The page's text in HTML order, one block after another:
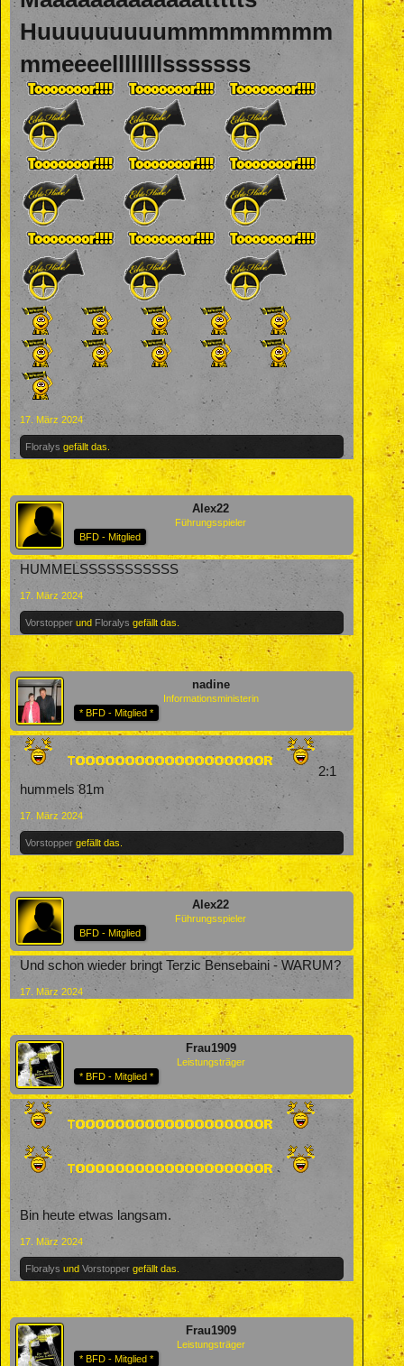
Huuuuuuuuummmmmmmm
mmeeeellllllllsssssss
17. März 2024
Floralys gefällt das.
Alex22
Führungsspieler
BFD - Mitglied
HUMMELSSSSSSSSSSS
17. März 2024
Vorstopper und Floralys gefällt das.
nadine
Informationsministerin
* BFD - Mitglied *
2:1
hummels 81m
17. März 2024
Vorstopper gefällt das.
Alex22
Führungsspieler
BFD - Mitglied
Und schon wieder bringt Terzic Bensebaini - WARUM?
17. März 2024
Frau1909
Leistungsträger
* BFD - Mitglied *
Bin heute etwas langsam.
17. März 2024
Floralys und Vorstopper gefällt das.
Frau1909
Leistungsträger
* BFD - Mitglied *